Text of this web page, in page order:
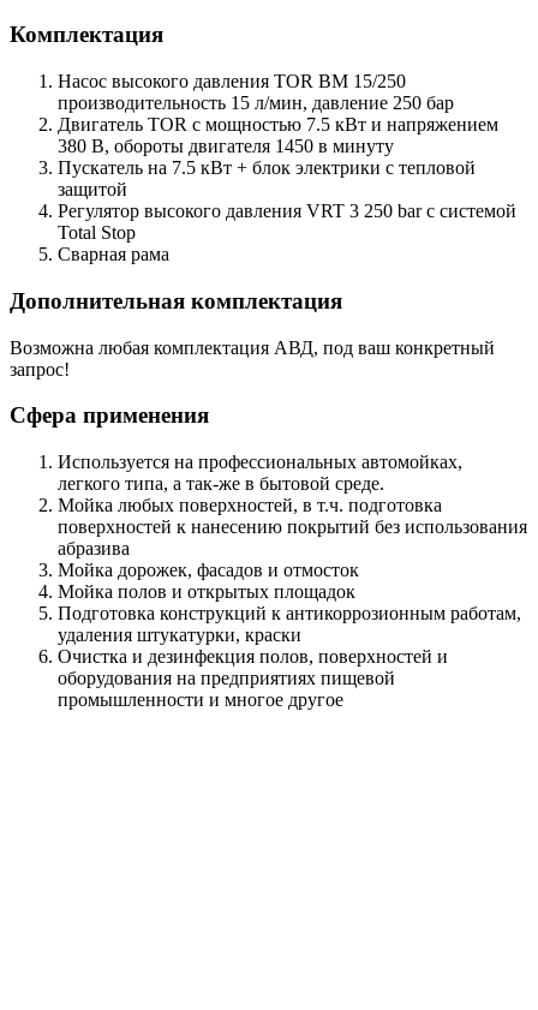
Комплектация
Насос высокого давления TOR BM 15/250
производительность 15 л/мин, давление 250 бар
Двигатель TOR с мощностью 7.5 кВт и напряжением
380 В, обороты двигателя 1450 в минуту
Пускатель на 7.5 кВт + блок электрики с тепловой
защитой
Регулятор высокого давления VRT 3 250 bar с системой
Total Stop
Сварная рама
Дополнительная комплектация
Возможна любая комплектация АВД, под ваш конкретный
запрос!
Сфера применения
Используется на профессиональных автомойках,
легкого типа, а так-же в бытовой среде.
Мойка любых поверхностей, в т.ч. подготовка
поверхностей к нанесению покрытий без использования
абразива
Мойка дорожек, фасадов и отмосток
Мойка полов и открытых площадок
Подготовка конструкций к антикоррозионным работам,
удаления штукатурки, краски
Очистка и дезинфекция полов, поверхностей и
оборудования на предприятиях пищевой
промышленности и многое другое